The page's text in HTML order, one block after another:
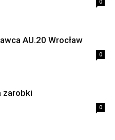
0
AU.20 Wrocław
0
zarobki
0